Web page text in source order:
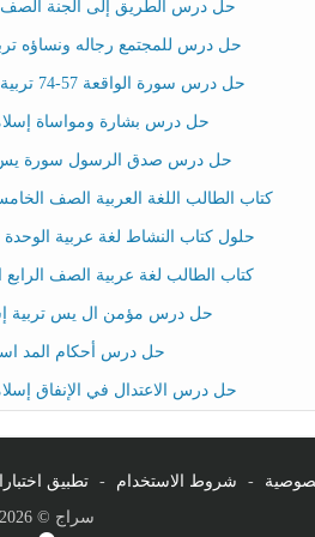
حل درس الطريق إلى الجنة الصف
حل درس للمجتمع رجاله ونساؤه
حل درس سورة الواقعة 57-74 تربية اسلامية الصف التاسع
حل درس بشارة ومواساة
حل درس صدق الرسول سورة يس 1-12 إسلامية
كتاب الطالب اللغة العربية الصف الخامس
حلول كتاب النشاط لغة عربية الوحدة
كتاب الطالب لغة عربية الصف الرابع الفصل
حل درس مؤمن ال يس تربية
حل درس أحكام المد
حل درس الاعتدال في الإنفاق
- شروط الاستخدام - تطبيق
سراج © 2026